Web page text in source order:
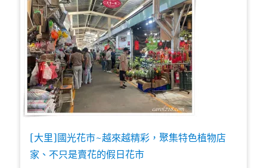
[大里]國光花市~越來越精彩，聚集特色植物店
家、不只是賣花的假日花市